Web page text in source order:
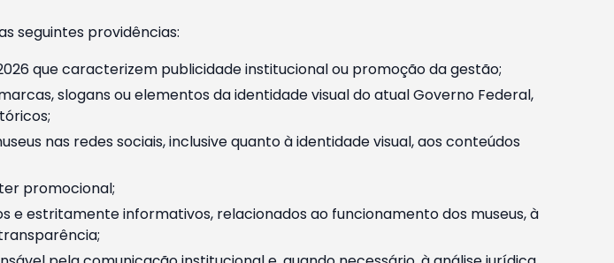
seguintes providências:
que caracterizem publicidade institucional ou promoção da gestão;
slogans ou elementos da identidade visual do atual Governo Federal,
nas redes sociais, inclusive quanto à identidade visual, aos conteúdos
promocional;
e estritamente informativos, relacionados ao funcionamento dos museus, à